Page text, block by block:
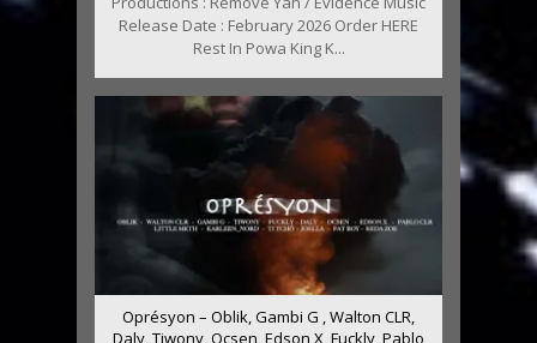
Release Date : February 2026 Order HERE
Rest In Powa King K...
Oprésyon – Oblik, Gambi G , Walton CLR,